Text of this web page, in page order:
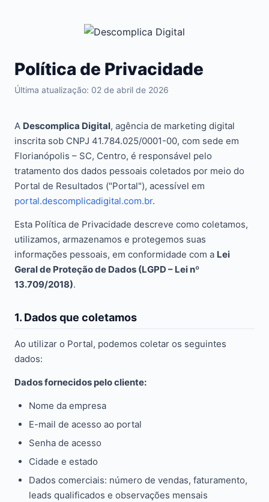
Política de Privacidade
Última atualização: 02 de abril de 2026
A Descomplica Digital, agência de marketing digital
inscrita sob CNPJ 41.784.025/0001-00, com sede em
Florianópolis – SC, Centro, é responsável pelo
tratamento dos dados pessoais coletados por meio do
Portal de Resultados ("Portal"), acessível em
portal.descomplicadigital.com.br.
Esta Política de Privacidade descreve como coletamos,
utilizamos, armazenamos e protegemos suas
informações pessoais, em conformidade com a Lei
Geral de Proteção de Dados (LGPD – Lei nº
13.709/2018).
1. Dados que coletamos
Ao utilizar o Portal, podemos coletar os seguintes
dados:
Dados fornecidos pelo cliente:
Nome da empresa
E-mail de acesso ao portal
Senha de acesso
Cidade e estado
Dados comerciais: número de vendas, faturamento,
leads qualificados e observações mensais